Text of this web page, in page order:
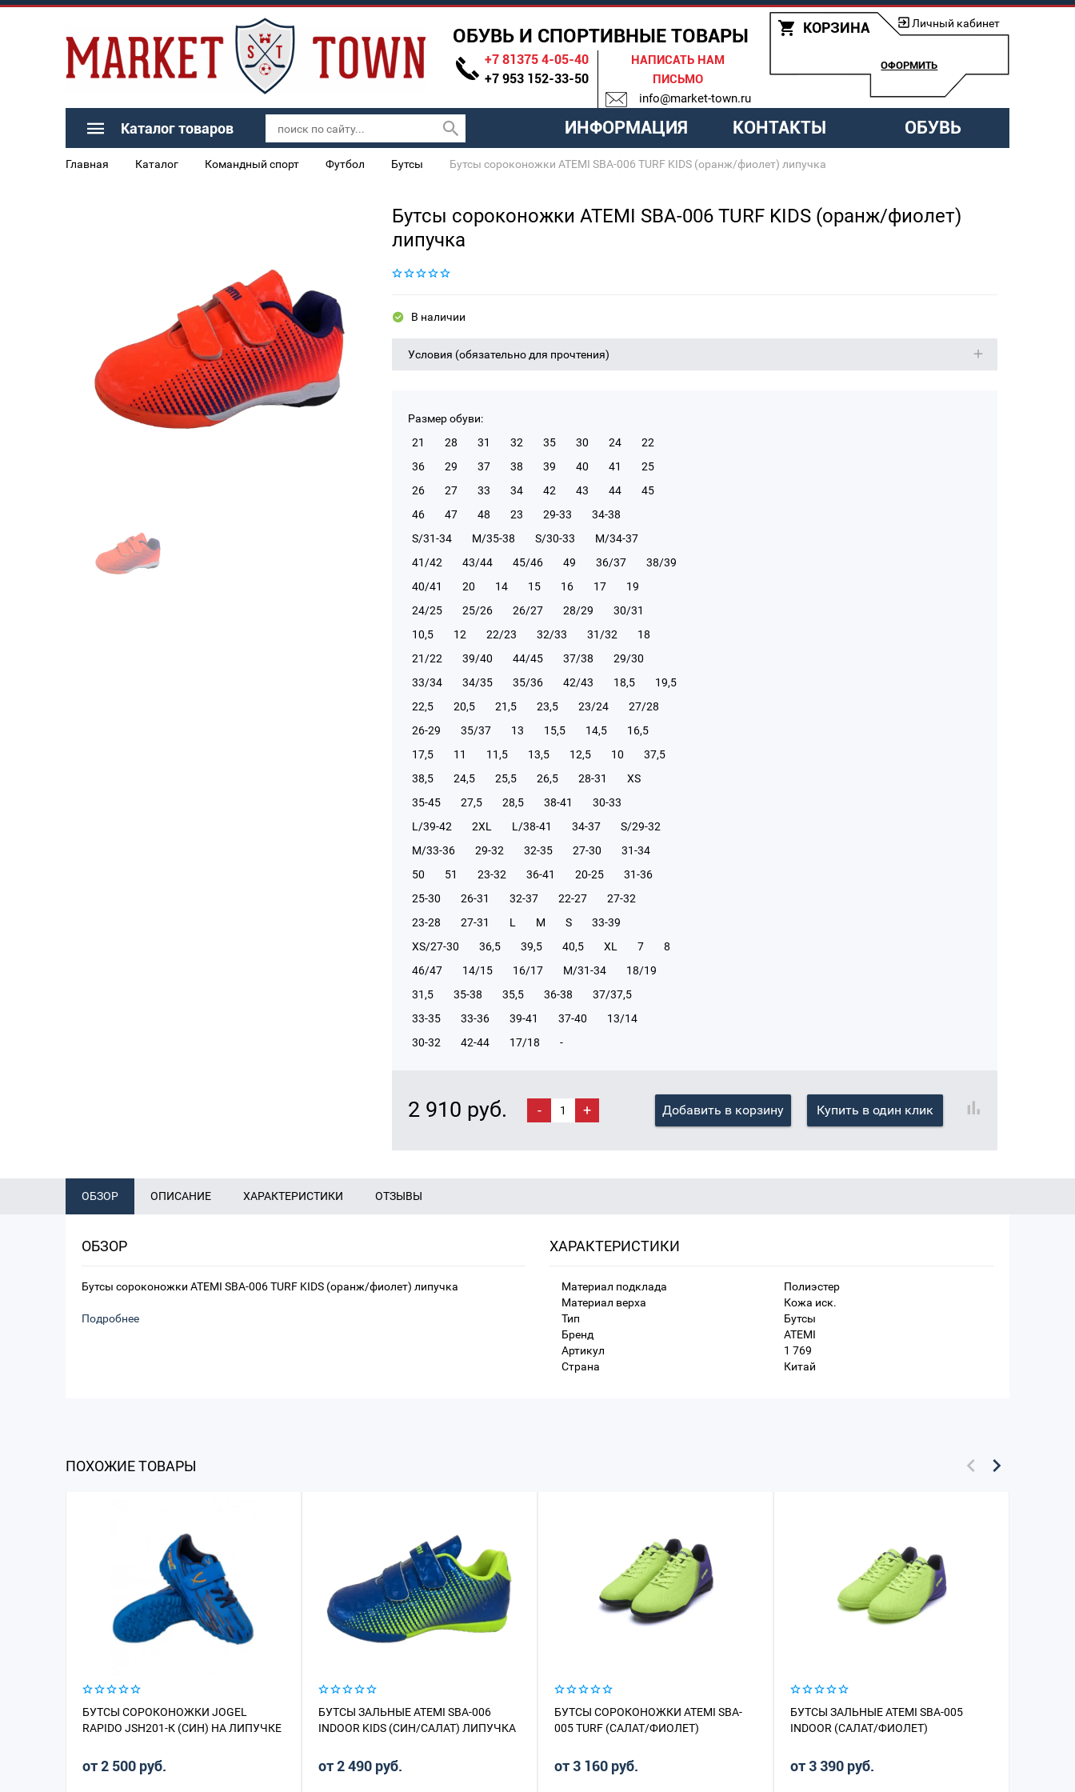
ОБУВЬ И СПОРТИВНЫЕ ТОВАРЫ
+7 81375 4-05-40
+7 953 152-33-50
НАПИСАТЬ НАМ
ПИСЬМО
info@market-town.ru
КОРЗИНА Личный кабинет
ОФОРМИТЬ
Каталог товаров ИНФОРМАЦИЯ КОНТАКТЫ ОБУВЬ
Главная Каталог Командный спорт Футбол Бутсы Бутсы сороконожки ATEMI SBA-006 TURF KIDS (оранж/фиолет) липучка
Бутсы сороконожки ATEMI SBA-006 TURF KIDS (оранж/фиолет)
липучка
В наличии
Условия (обязательно для прочтения)
Размер обуви:
21
28 31 32 35 30 24
22
36
29 37 38 39 40 41
25
26
27 33 34 42 43 44
45
46
47 48 23 29-33
34-38
S/31-34
М/35-38 S/30-33
М/34-37
41/42
43/44 45/46 49 36/37
38/39
40/41
20 14 15 16 17
19
24/25
25/26 26/27 28/29
30/31
10,5
12 22/23 32/33 31/32
18
21/22
39/40 44/45 37/38
29/30
33/34
34/35 35/36 42/43 18,5
19,5
22,5
20,5 21,5 23,5 23/24
27/28
26-29
35/37 13 15,5 14,5
16,5
17,5
11 11,5 13,5 12,5 10
37,5
38,5
24,5 25,5 26,5 28-31
XS
35-45
27,5 28,5 38-41
30-33
L/39-42
2XL L/38-41 34-37
S/29-32
М/33-36
29-32 32-35 27-30
31-34
50
51 23-32 36-41 20-25
31-36
25-30
26-31 32-37 22-27
27-32
23-28
27-31 L M S
33-39
XS/27-30
36,5 39,5 40,5 XL 7
8
46/47
14/15 16/17 М/31-34
18/19
31,5
35-38 35,5 36-38
37/37,5
33-35
33-36 39-41 37-40
13/14
30-32
42-44 17/18 -
2 910 руб. - + Добавить в корзину Купить в один клик
ОБЗОР ОПИСАНИЕ ХАРАКТЕРИСТИКИ ОТЗЫВЫ
ОБЗОР
Бутсы сороконожки ATEMI SBA-006 TURF KIDS (оранж/фиолет) липучка
Подробнее
ХАРАКТЕРИСТИКИ
Материал подклада
Полиэстер
Материал верха
Кожа иск.
Тип
Бутсы
Бренд
ATEMI
Артикул
1 769
Страна
Китай
ПОХОЖИЕ ТОВАРЫ
БУТСЫ СОРОКОНОЖКИ JOGEL
RAPIDO JSH201-К (СИН) НА ЛИПУЧКЕ
от 2 500 руб.
БУТСЫ ЗАЛЬНЫЕ ATEMI SBA-006
INDOOR KIDS (СИН/САЛАТ) ЛИПУЧКА
от 2 490 руб.
БУТСЫ СОРОКОНОЖКИ ATEMI SBA-
005 TURF (САЛАТ/ФИОЛЕТ)
от 3 160 руб.
БУТСЫ ЗАЛЬНЫЕ ATEMI SBA-005
INDOOR (САЛАТ/ФИОЛЕТ)
от 3 390 руб.